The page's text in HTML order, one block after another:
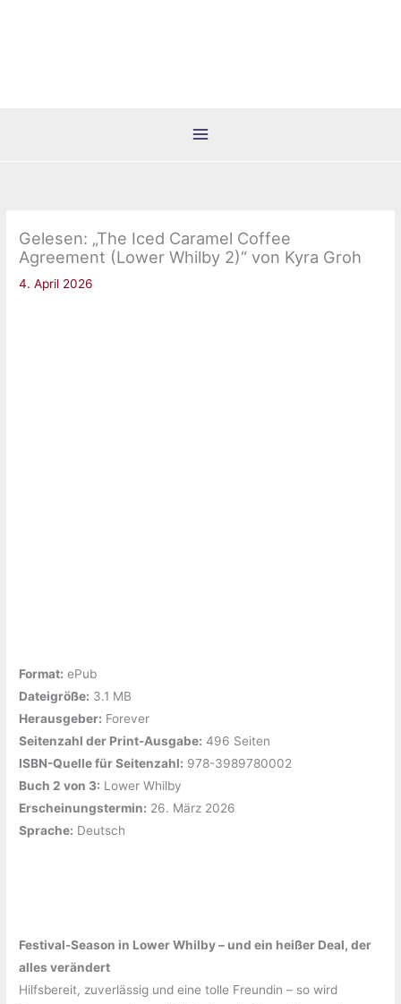
Gelesen: „The Iced Caramel Coffee
Agreement (Lower Whilby 2)“ von Kyra Groh
4. April 2026
Format: ePub
Dateigröße: ‎3.1 MB
Herausgeber: ‎Forever
Seitenzahl der Print-Ausgabe: ‎496 Seiten
ISBN-Quelle für Seitenzahl: 978-3989780002
Buch 2 von 3: ‎Lower Whilby
Erscheinungstermin: ‎26. März 2026
Sprache: ‎Deutsch
Festival-Season in Lower Whilby – und ein heißer Deal, der
alles verändert
Hilfsbereit, zuverlässig und eine tolle Freundin – so wird